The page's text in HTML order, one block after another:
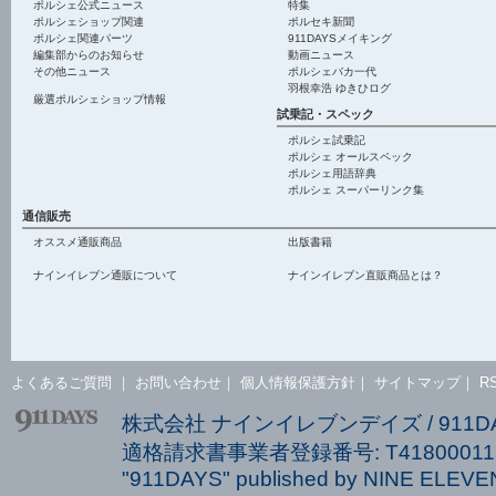
ポルシェ公式ニュース
ポルシェショップ関連
ポルシェ関連パーツ
編集部からのお知らせ
その他ニュース
厳選ポルシェショップ情報
特集
ポルセキ新聞
911DAYSメイキング
動画ニュース
ポルシェバカ一代
羽根幸浩 ゆきひログ
試乗記・スペック
ポルシェ試乗記
ポルシェ オールスペック
ポルシェ用語辞典
ポルシェ スーパーリンク集
通信販売
オススメ通販商品 出版書籍
ナインイレブン通販について ナインイレブン直販商品とは？
よくあるご質問 お問い合わせ 個人情報保護方針 サイトマップ｜
株式会社 ナインイレブンデイズ /
適格請求書事業者登録番号:
"911DAYS" published by NINE